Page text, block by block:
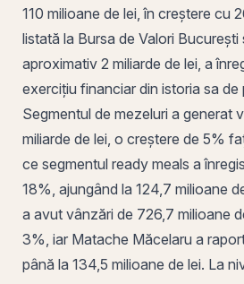
110 milioane de lei, în creștere cu
listată la Bursa de Valori București
aproximativ 2 miliarde de lei, a
exercițiu financiar din istoria sa de
Segmentul de mezeluri a generat
miliarde de lei, o creștere de 5%
ce segmentul ready meals a
18%, ajungând la 124,7 milioane
a avut vânzări de 726,7 milioane
3%, iar Matache Măcelaru a
până la 134,5 milioane de lei. La